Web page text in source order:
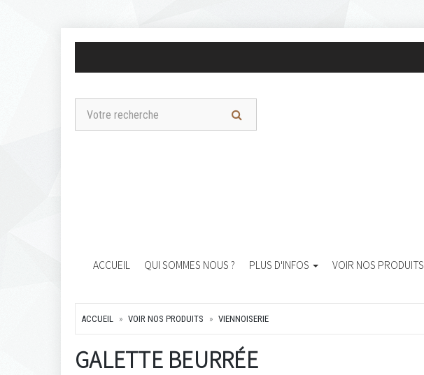
ACCUEIL QUI SOMMES NOUS ? PLUS D'INFOS VOIR NOS PRODUITS
ACCUEIL VOIR NOS PRODUITS VIENNOISERIE
GALETTE BEURRÉE